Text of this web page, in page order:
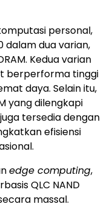
personal,
dalam dua varian,
Kedua varian
berperforma tinggi
daya. Selain itu,
yang dilengkapi
tersedia dengan
efisiensi
edge computing,
QLC NAND
massal.